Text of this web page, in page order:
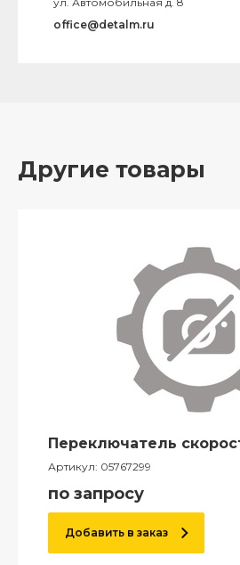
office@detalm.ru
Другие товары
Переключатель
Артикул: 05767299
по запросу
Добавить в заказ